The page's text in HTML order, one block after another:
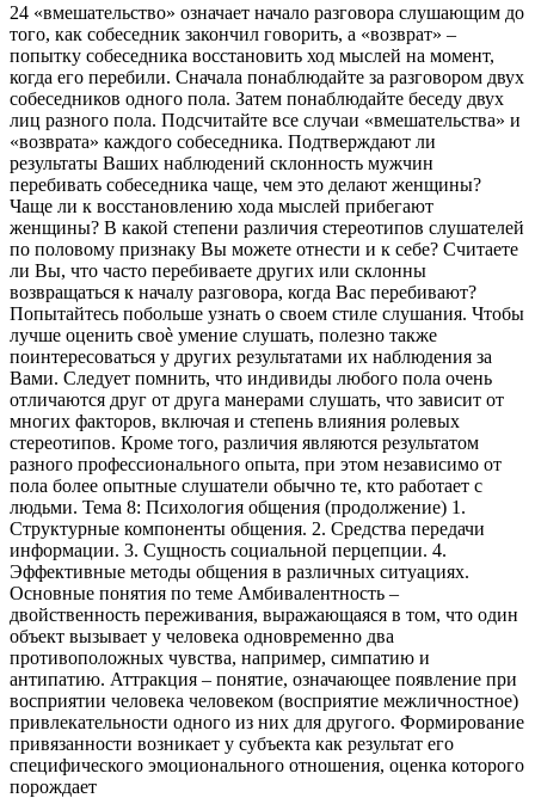
24 «вмешательство» означает начало разговора слушающим до
того, как собеседник закончил говорить, а «возврат» –
попытку собеседника восстановить ход мыслей на момент,
когда его перебили. Сначала понаблюдайте за разговором двух
собеседников одного пола. Затем понаблюдайте беседу двух
лиц разного пола. Подсчитайте все случаи «вмешательства» и
«возврата» каждого собеседника. Подтверждают ли
результаты Ваших наблюдений склонность мужчин
перебивать собеседника чаще, чем это делают женщины?
Чаще ли к восстановлению хода мыслей прибегают
женщины? В какой степени различия стереотипов слушателей
по половому признаку Вы можете отнести и к себе? Считаете
ли Вы, что часто перебиваете других или склонны
возвращаться к началу разговора, когда Вас перебивают?
Попытайтесь побольше узнать о своем стиле слушания. Чтобы
лучше оценить своѐ умение слушать, полезно также
поинтересоваться у других результатами их наблюдения за
Вами. Следует помнить, что индивиды любого пола очень
отличаются друг от друга манерами слушать, что зависит от
многих факторов, включая и степень влияния ролевых
стереотипов. Кроме того, различия являются результатом
разного профессионального опыта, при этом независимо от
пола более опытные слушатели обычно те, кто работает с
людьми. Тема 8: Психология общения (продолжение) 1.
Структурные компоненты общения. 2. Средства передачи
информации. 3. Сущность социальной перцепции. 4.
Эффективные методы общения в различных ситуациях.
Основные понятия по теме Амбивалентность –
двойственность переживания, выражающаяся в том, что один
объект вызывает у человека одновременно два
противоположных чувства, например, симпатию и
антипатию. Аттракция – понятие, означающее появление при
восприятии человека человеком (восприятие межличностное)
привлекательности одного из них для другого. Формирование
привязанности возникает у субъекта как результат его
специфического эмоционального отношения, оценка которого
порождает